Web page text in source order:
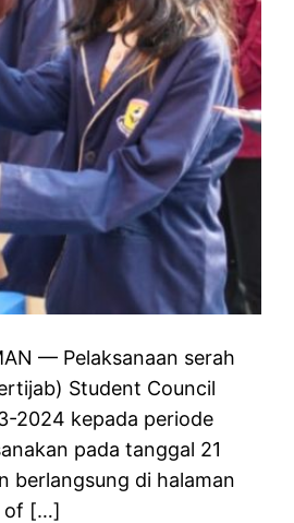
— Pelaksanaan serah
Student Council
2024 kepada periode
pada tanggal 21
berlangsung di halaman
of […]